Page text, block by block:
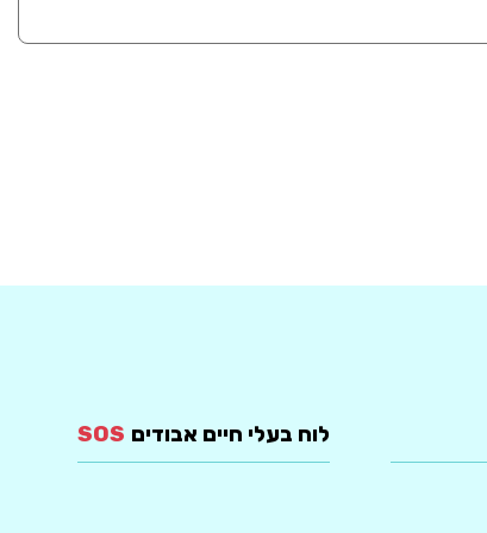
לוח בעלי חיים אבודים SOS